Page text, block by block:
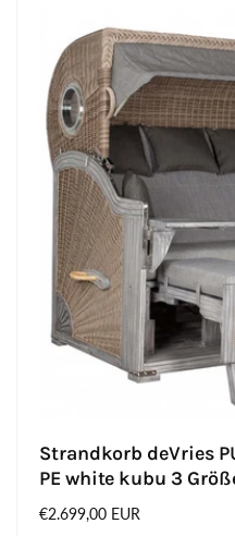
Strandkorb deVries
PE white kubu 3
Normaler
€2.699,00 EUR